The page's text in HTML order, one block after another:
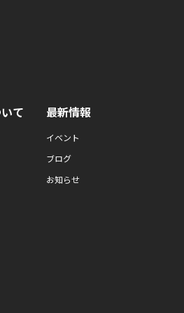
て 最新情報
イベント
ブログ
お知らせ